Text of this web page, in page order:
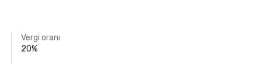
Vergi oranı
20%